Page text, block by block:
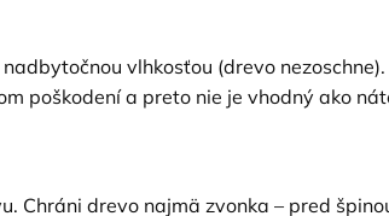
vlhkosťou (drevo
poškodení a preto nie je vhodný ako
Chráni drevo najmä zvonka – pred